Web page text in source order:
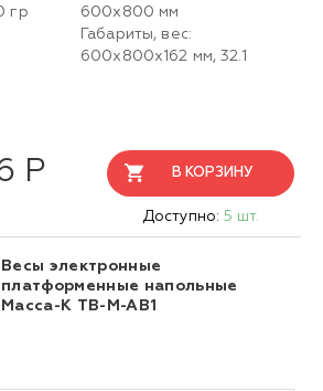
гр
600х800 мм
Габариты, вес:
600х800х162 мм, 32.1
Р В КОРЗИНУ
Доступно: 5 шт.
Весы электронные
платформенные напольные
Масса-К TB-M-AB1